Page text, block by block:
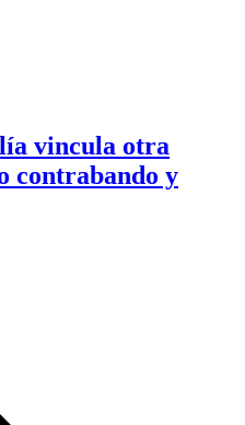
vincula otra
contrabando y